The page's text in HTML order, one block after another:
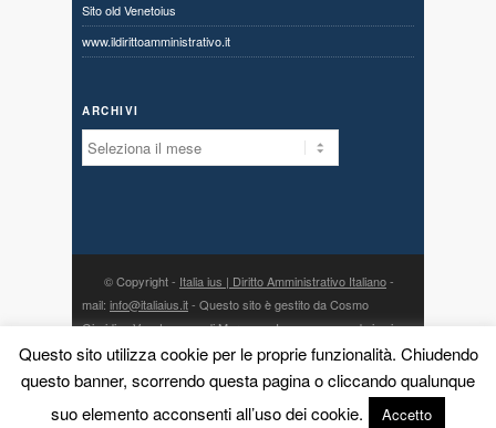
Sito old Venetoius
www.ildirittoamministrativo.it
ARCHIVI
Archivi
© Copyright - Italia ius | Diritto Amministrativo Italiano-
mail: info@italiaius.it- Questo sito è gestito da Cosmo
Giuridico Veneto s.a.s. di Marangon Ivonne, con sede in via
Centro 80, fraz. Priabona 36030 Monte di Malo (VI) - P. IVA
03775960242 - PEC:cosmogiuridicoveneto@legalmail.it- la
direzione scientifica è affidata all’avv. Dario Meneguzzo, con
studio in Malo (VI), via Gorizia 18 - telefono: 0445 580558 -
Questo sito utilizza cookie per le proprie funzionalità. Chiudendo
questo banner, scorrendo questa pagina o cliccando qualunque
suo elemento acconsenti all’uso dei cookie.
Accetto